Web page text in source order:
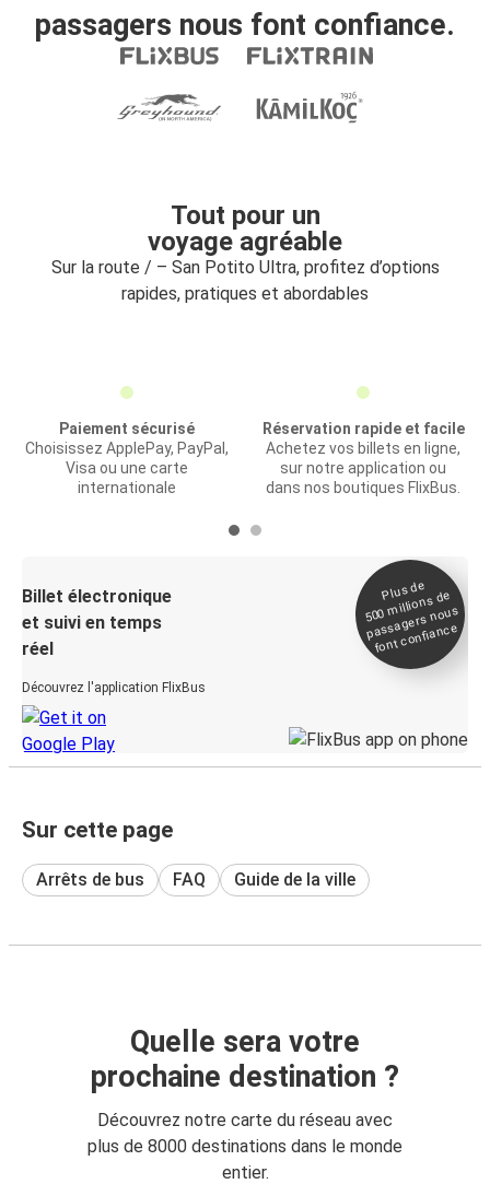
passagers nous font confiance.
Tout pour un
voyage agréable
Sur la route / – San Potito Ultra, profitez d’options
rapides, pratiques et abordables
Paiement sécurisé
Choisissez ApplePay, PayPal,
Visa ou une carte
internationale
Réservation rapide et facile
Achetez vos billets en ligne,
sur notre application ou
dans nos boutiques FlixBus.
Billet électronique
et suivi en temps
réel
Découvrez l'application FlixBus
Plus de
500
millions de
passagers nous
font confiance
Sur cette page
Arrêts de bus FAQ Guide de la ville
Quelle sera votre
prochaine destination ?
Découvrez notre carte du réseau avec
plus de 8000 destinations dans le monde
entier.